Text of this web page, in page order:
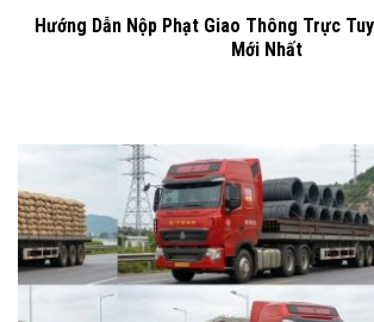
Hướng Dẫn Nộp Phạt Giao Thông Trực
Mới Nhất